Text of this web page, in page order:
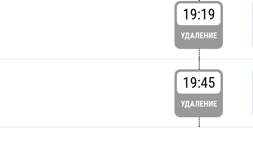
19:19
УДАЛЕНИЕ
19:45
УДАЛЕНИЕ